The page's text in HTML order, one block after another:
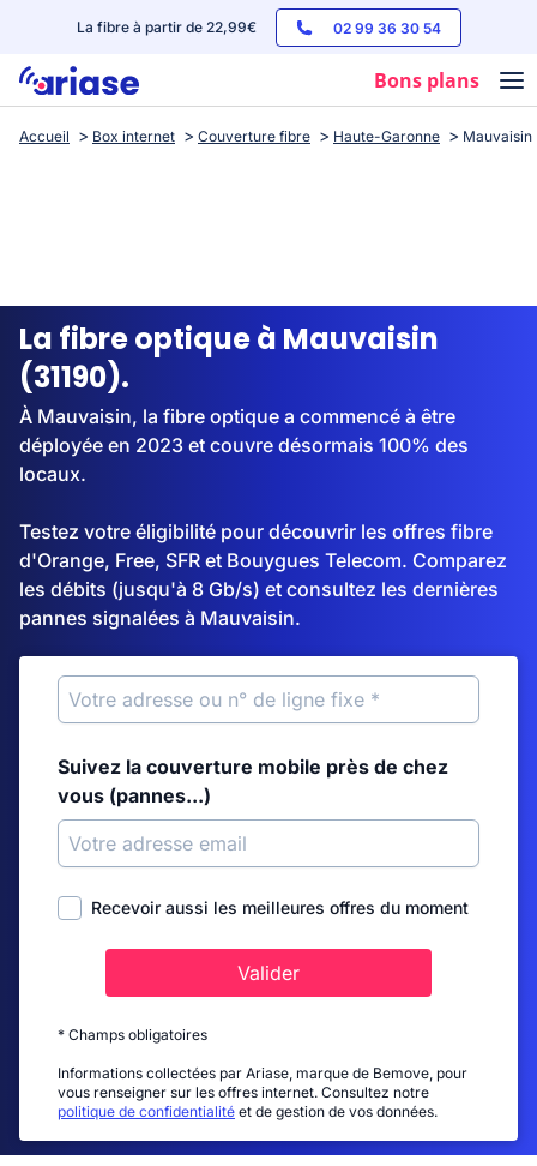
La fibre à partir de 22,99€ 02 99 36 30 54
Bons plans
Box internet
Streaming
Accueil Box internet Couverture fibre Haute-Garonne Mauvaisin
La fibre optique à Mauvaisin
(31190).
À Mauvaisin, la fibre optique a commencé à être
déployée en 2023 et couvre désormais 100% des
locaux.
Testez votre éligibilité pour découvrir les offres fibre
d'Orange, Free, SFR et Bouygues Telecom. Comparez
les débits (jusqu'à 8 Gb/s) et consultez les dernières
pannes signalées à Mauvaisin.
Suivez la couverture mobile près de chez
vous (pannes...)
Recevoir aussi les meilleures offres du moment
Valider
* Champs obligatoires
Informations collectées par Ariase, marque de Bemove, pour
vous renseigner sur les offres internet. Consultez notre
politique de confidentialité et de gestion de vos données.